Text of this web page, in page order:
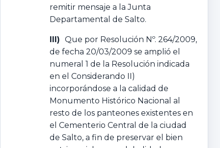
remitir mensaje a la Junta
Departamental de Salto.
III) Que por Resolución Nº. 264/2009,
de fecha 20/03/2009 se amplió el
numeral 1 de la Resolución indicada
en el Considerando II)
incorporándose a la calidad de
Monumento Histórico Nacional al
resto de los panteones existentes en
el Cementerio Central de la ciudad
de Salto, a fin de preservar el bien